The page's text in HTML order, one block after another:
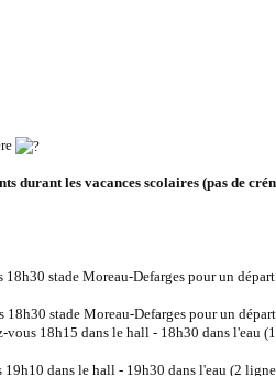
durant les vacances scolaires (pas de
stade Moreau-Defarges pour un
stade Moreau-Defarges pour un
vous 18h15 dans le hall - 18h30 dans l'eau
dans le hall - 19h30 dans l'eau (2